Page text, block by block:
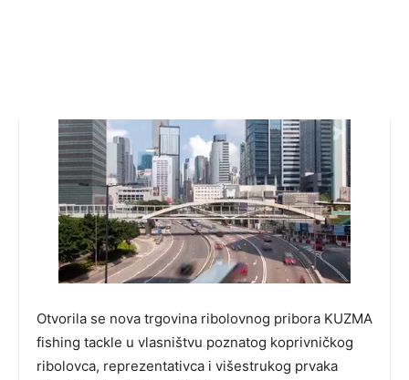
Otvorila se nova trgovina ribolovnog pribora KUZMA
fishing tackle u vlasništvu poznatog koprivničkog
ribolovca, reprezentativca i višestrukog prvaka